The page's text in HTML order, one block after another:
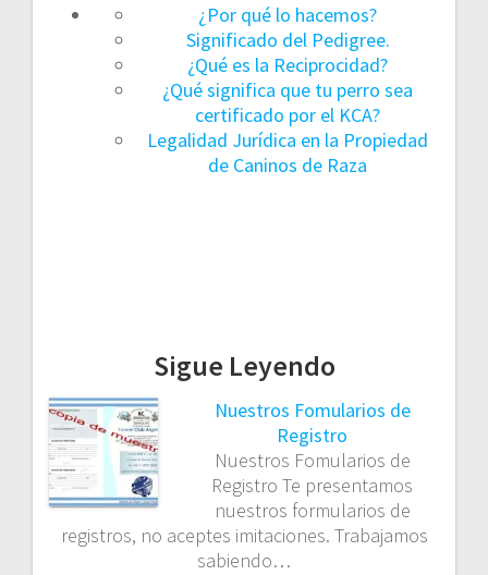
¿Por qué lo hacemos?
Significado del Pedigree.
¿Qué es la Reciprocidad?
¿Qué significa que tu perro sea
certificado por el KCA?
Legalidad Jurídica en la Propiedad
de Caninos de Raza
Sigue Leyendo
Nuestros Fomularios de
Registro
Nuestros Fomularios de
Registro Te presentamos
nuestros formularios de
registros, no aceptes imitaciones. Trabajamos
sabiendo…